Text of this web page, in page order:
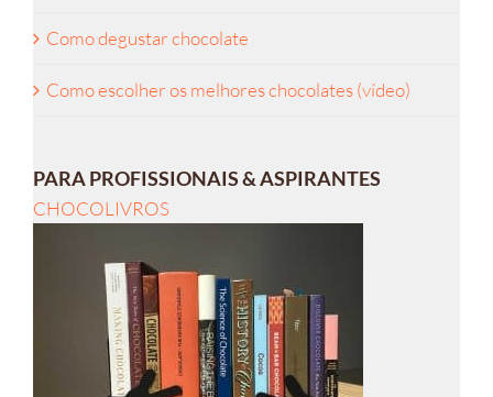
Como degustar chocolate
Como escolher os melhores chocolates (vídeo)
PARA PROFISSIONAIS & ASPIRANTES
CHOCOLIVROS